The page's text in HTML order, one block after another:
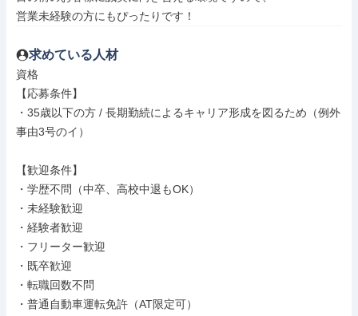
営業未経験の方にもぴったりです！
求めている人材
資格
【応募条件】
・35歳以下の方 / 長期勤続によるキャリア形成を図るため（例外
事由3号のイ）
【歓迎条件】
・学歴不問（中卒、高校中退もOK）
・未経験歓迎
・経験者歓迎
・フリーター歓迎
・既卒歓迎
・転職回数不問
・普通自動車運転免許（AT限定可）